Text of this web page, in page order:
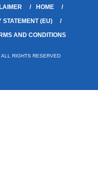
HOME
STATEMENT (EU)
AND CONDITIONS
RIGHTS RESERVED